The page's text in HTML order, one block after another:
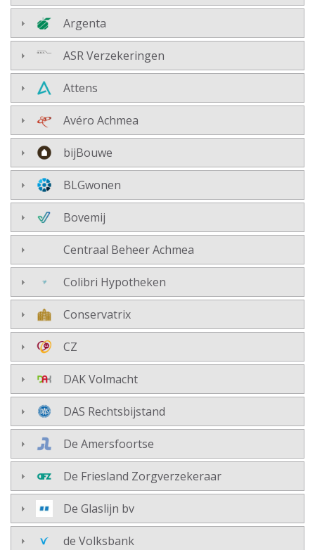
Argenta
ASR Verzekeringen
Attens
Avéro Achmea
bijBouwe
BLGwonen
Bovemij
Centraal Beheer Achmea
Colibri Hypotheken
Conservatrix
CZ
DAK Volmacht
DAS Rechtsbijstand
De Amersfoortse
De Friesland Zorgverzekeraar
De Glaslijn bv
de Volksbank